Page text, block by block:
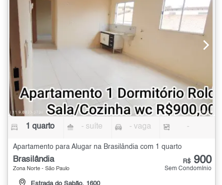
1 quarto - suíte - vaga -
Apartamento para Alugar na Brasilândia com 1 quarto
Brasilândia
Zona Norte - São Paulo
Estrada do Sabão, 1600
R$ 900
Sem Condomínio